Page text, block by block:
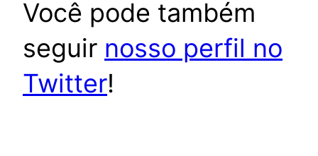
Você pode também
seguir nosso perfil no
Twitter!